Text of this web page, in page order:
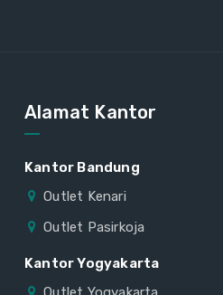
Alamat Kantor
Kantor Bandung
Outlet Kenari
Outlet Pasirkoja
Kantor Yogyakarta